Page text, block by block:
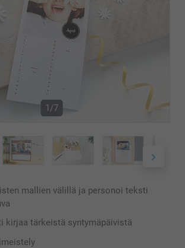
1/7
mallien välillä ja personoi teksti
kirjaa tärkeistä syntymäpäivistä